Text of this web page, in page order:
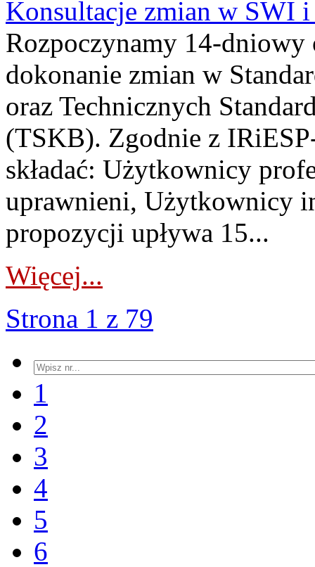
Konsultacje zmian w SWI
Rozpoczynamy 14-
dokonanie zmian w
oraz Technicznych
(TSKB). Zgodnie z
składać: Użytkownicy
uprawnieni, Użytkownicy
propozycji upływa 15...
Więcej...
Strona 1 z 79
1
2
3
4
5
6